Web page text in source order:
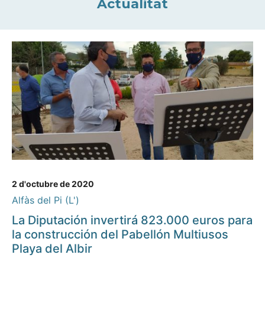
Actualitat
2 d'octubre de 2020
Alfàs del Pi (L')
La Diputación invertirá 823.000 euros para
la construcción del Pabellón Multiusos
Playa del Albir